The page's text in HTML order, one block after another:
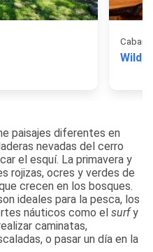
Wild
paisajes diferentes en
nevadas del cerro
el esquí. La primavera y
rojizas, ocres y verdes de
crecen en los bosques.
ideales para la pesca, los
náuticos como el surfy
caminatas,
o pasar un día en la